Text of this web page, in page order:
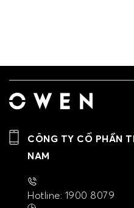
CÔNG TY CỔ PHẦN
NAM
Hotline: 1900 8079